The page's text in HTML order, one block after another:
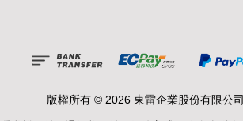
版權所有 © 2026 東雷企業股份有限公司